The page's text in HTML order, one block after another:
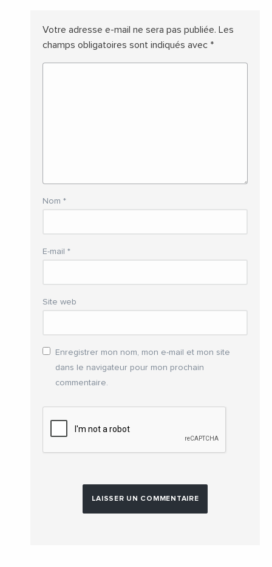
Votre adresse e-mail ne sera pas publiée. Les
champs obligatoires sont indiqués avec *
Nom *
E-mail *
Site web
Enregistrer mon nom, mon e-mail et mon site
dans le navigateur pour mon prochain
commentaire.